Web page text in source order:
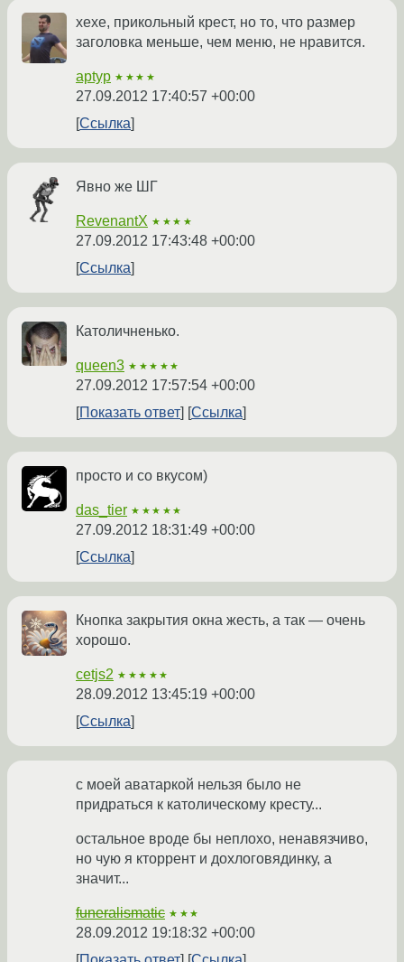
хехе, прикольный крест, но то, что размер
заголовка меньше, чем меню, не нравится.
aptyp ★★★★
27.09.2012 17:40:57 +00:00
Ссылка
Явно же ШГ
RevenantX ★★★★
27.09.2012 17:43:48 +00:00
Ссылка
Католичненько.
queen3 ★★★★★
27.09.2012 17:57:54 +00:00
Показать ответ
Ссылка
просто и со вкусом)
das_tier ★★★★★
27.09.2012 18:31:49 +00:00
Ссылка
Кнопка закрытия окна жесть, а так — очень
хорошо.
cetjs2 ★★★★★
28.09.2012 13:45:19 +00:00
Ссылка
с моей аватаркой нельзя было не
придраться к католическому кресту...
остальное вроде бы неплохо, ненавязчиво,
но чую я кторрент и дохлоговядинку, а
значит...
funeralismatic ★★★
28.09.2012 19:18:32 +00:00